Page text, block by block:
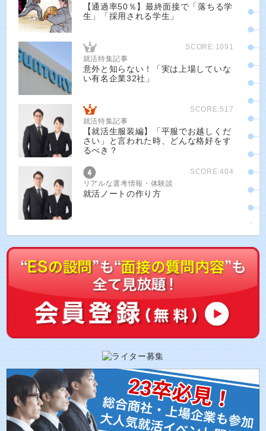
【通過率50％】最終面接で「落ちる学
生」「採用される学生」
SCORE:1091
就活特集記事
意外と知らない！「実は上場していな
い有名企業32社」
SCORE:517
就活特集記事
【就活生服装編】「平服でお越しくだ
さい」と言われた時、どんな格好をす
るべき？
SCORE:404
リアルな選考情報・体験談
就活ノートの作り方